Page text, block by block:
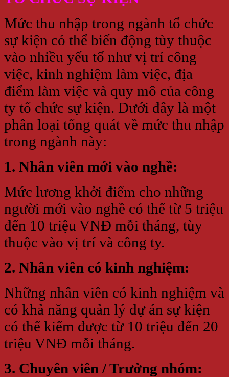
Mức thu nhập trong ngành tổ chức
sự kiện có thể biến động tùy thuộc
vào nhiều yếu tố như vị trí công
việc, kinh nghiệm làm việc, địa
điểm làm việc và quy mô của công
ty tổ chức sự kiện. Dưới đây là một
phân loại tổng quát về mức thu nhập
trong ngành này:
1. Nhân viên mới vào nghề:
Mức lương khởi điểm cho những
người mới vào nghề có thể từ 5 triệu
đến 10 triệu VNĐ mỗi tháng, tùy
thuộc vào vị trí và công ty.
2. Nhân viên có kinh nghiệm:
Những nhân viên có kinh nghiệm và
có khả năng quản lý dự án sự kiện
có thể kiếm được từ 10 triệu đến 20
triệu VNĐ mỗi tháng.
3. Chuyên viên / Trưởng nhóm: